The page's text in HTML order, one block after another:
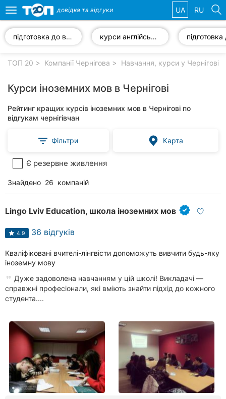
компанії
Популярні
рубрики:
Ветеринарні
Приватні
клініки
Автошколи
Ресторани
Всі
рубрики
міста:
Чернігів
Toggle
navigation
довідка та відгуки UA RU
підготовка до вступу до ВНЗ курси англійської мови
ТОП 20 Компанії Чернігова Навчання, курси у Чернігові
Курси іноземних мов в Чернігові
Рейтинг кращих курсів іноземних мов в Чернігові по
відгукам чернігівчан
Фільтри Карта
Є резервне живлення
Знайдено 26 компаній
Lingo Lviv Education, школа іноземних мов
4.9 36 відгуків
Кваліфіковані вчителі-лінгвісти допоможуть вивчити будь-яку
іноземну мову
Дуже задоволена навчанням у цій школі! Викладачі —
справжні професіонали, які вміють знайти підхід до кожного
студента....